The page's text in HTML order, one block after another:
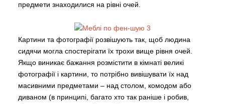
предмети знаходилися на рівні очей.
Картини та фотографії розвішують так, щоб людина
сидячи могла спостерігати їх трохи вище рівня очей.
Якщо виникає бажання розмістити в кімнаті великі
фотографії і картини, то потрібно вивішувати їх над
масивними предметами – над столом, комодом або
диваном (в принципі, багато хто так раніше і робив,